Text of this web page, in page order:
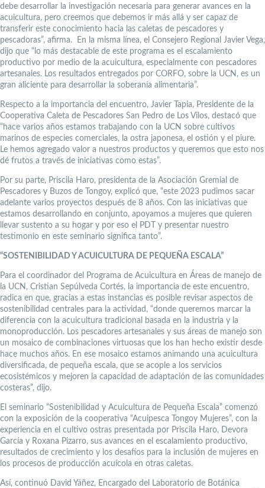
debe desarrollar la investigación necesaria para generar avances en la
acuicultura, pero creemos que debemos ir más allá y ser capaz de
transferir este conocimiento hacia las caletas de pescadores y
pescadoras”, afirma. En la misma línea, el Consejero Regional Javier Vega,
dijo que “lo más destacable de este programa es el escalamiento
productivo por medio de la acuicultura, especialmente con pescadores
artesanales. Los resultados entregados por CORFO, sobre la UCN, es un
gran aliciente para desarrollar la soberanía alimentaria”.
Respecto a la importancia del encuentro, Javier Tapia, Presidente de la
Cooperativa Caleta de Pescadores San Pedro de Los Vilos, destacó que
“hace varios años estamos trabajando con la UCN sobre cultivos
marinos de especies comerciales, la ostra japonesa, el ostión y el piure.
Le hemos agregado valor a nuestros productos y queremos que esto nos
dé frutos a través de iniciativas como estas”.
Por su parte, Priscila Haro, presidenta de la Asociación Gremial de
Pescadores y Buzos de Tongoy, explicó que, “este 2023 pudimos sacar
adelante varios proyectos después de 8 años. Con las iniciativas que
estamos desarrollando en conjunto, apoyamos a mujeres que quieren
llevar sustento a su hogar y por eso el PDT y presentar nuestro
testimonio en este seminario significa tanto”.
“SOSTENIBILIDAD Y ACUICULTURA DE PEQUEÑA ESCALA”
Para el coordinador del Programa de Acuicultura en Áreas de manejo de
la UCN, Cristian Sepúlveda Cortés, la importancia de este encuentro,
radica en que, gracias a estas instancias es posible revisar aspectos de
sostenibilidad centrales para la actividad, “donde queremos marcar la
diferencia con la acuicultura tradicional basada en la industria y la
monoproducción. Los pescadores artesanales y sus áreas de manejo son
un mosaico de combinaciones virtuosas que los han hecho existir desde
hace muchos años. En ese mosaico estamos animando una acuicultura
diversificada, de pequeña escala, que se acople a los servicios
ecosistémicos y mejoren la capacidad de adaptación de las comunidades
costeras”, dijo.
El seminario “Sostenibilidad y Acuicultura de Pequeña Escala” comenzó
con la exposición de la cooperativa “Acuipesca Tongoy Mujeres”, con la
experiencia en el cultivo ostras presentada por Priscila Haro, Devora
García y Roxana Pizarro, sus avances en el escalamiento productivo,
resultados de crecimiento y los desafíos para la inclusión de mujeres en
los procesos de producción acuícola en otras caletas.
Así, continuó David Yáñez, Encargado del Laboratorio de Botánica